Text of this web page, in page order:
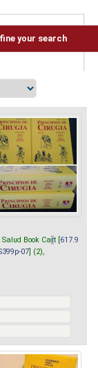
your search
Book Cart [ 617.9
07 ] (2),